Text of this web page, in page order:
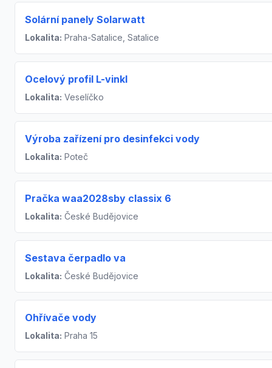
Solární panely Solarwatt
Lokalita: Praha-Satalice, Satalice
Ocelový profil L-vinkl
Lokalita: Veselíčko
Výroba zařízení pro desinfekci vody
Lokalita: Poteč
Pračka waa2028sby classix 6
Lokalita: České Budějovice
Sestava čerpadlo va
Lokalita: České Budějovice
Ohřívače vody
Lokalita: Praha 15